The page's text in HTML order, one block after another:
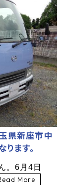
県新座市中
ます。
。6月4日
More